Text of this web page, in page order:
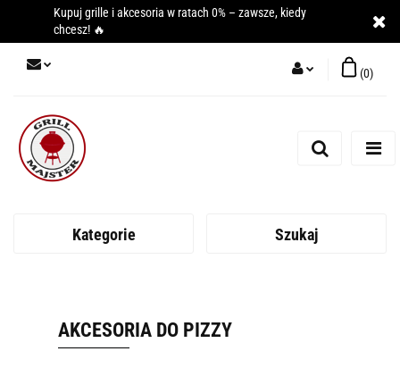
Kupuj grille i akcesoria w ratach 0% – zawsze, kiedy
chcesz! 🔥
Zarejestruj się
(0)
Kategorie Szukaj
AKCESORIA DO PIZZY